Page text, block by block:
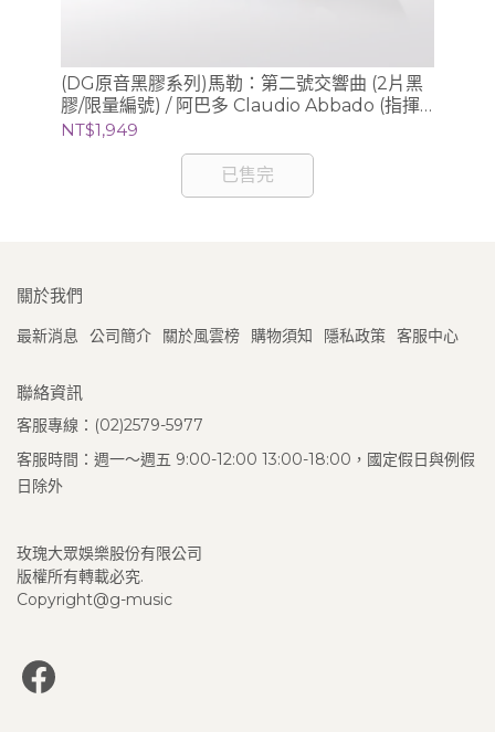
(DG原音黑膠系列)馬勒：第二號交響曲 (2片黑
膠/限量編號) / 阿巴多 Claudio Abbado (指揮)
芝加哥交響樂團
NT$1,949
已售完
關於我們
最新消息 公司簡介 關於風雲榜 購物須知 隱私政策 客服中心
聯絡資訊
客服專線：(02)2579-5977
客服時間：週一～週五 9:00-12:00 13:00-18:00，國定假日與例假
日除外
玫瑰大眾娛樂股份有限公司
版權所有轉載必究.
Copyright@g-music